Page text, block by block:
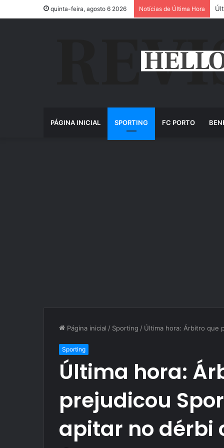
quinta-feira, agosto 6 2026 Notícias de Última Hora
PÁGINA INICIAL SPORTING FC PORTO
Página inicial / Sporting / Última hora: Árbitro que
Sporting
Última hora:
prejudicou
apitar no dérbi